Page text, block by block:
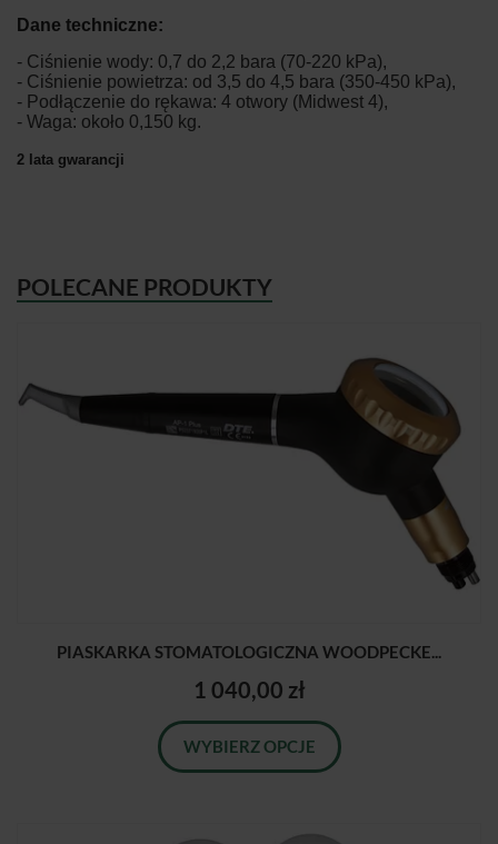
Dane techniczne:
- Ciśnienie wody: 0,7 do 2,2 bara (70-220 kPa),
- Ciśnienie powietrza: od 3,5 do 4,5 bara (350-450 kPa),
- Podłączenie do rękawa: 4 otwory (Midwest 4),
- Waga: około 0,150 kg.
2 lata gwarancji
POLECANE PRODUKTY
PIASKARKA STOMATOLOGICZNA WOODPECKE...
1 040,00 zł
WYBIERZ OPCJE